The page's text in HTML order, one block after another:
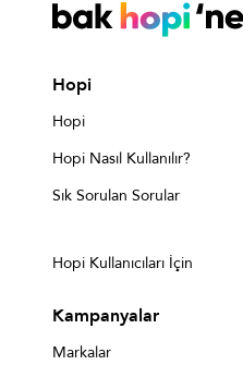
Hopi
Hopi
Hopi Nasıl Kullanılır?
Sık Sorulan Sorular
Hopi Kullanıcıları İçin
Kampanyalar
Markalar